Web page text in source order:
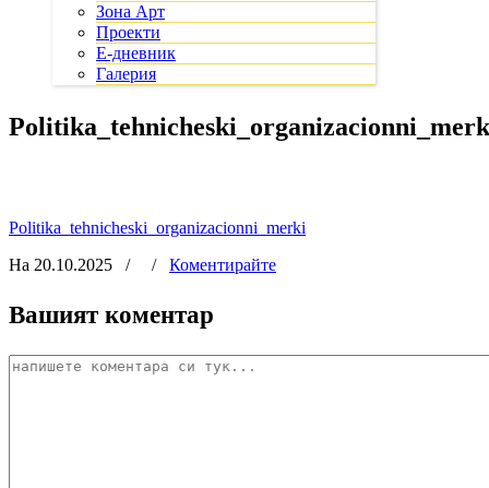
Зона Арт
Проекти
Е-дневник
Галерия
Politika_tehnicheski_organizacionni_merki
На 20.10.2025
/ / Коментирайте
Вашият коментар